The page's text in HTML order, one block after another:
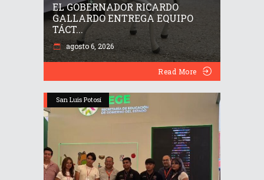
EL GOBERNADOR RICARDO
GALLARDO ENTREGA EQUIPO
TÁCT...
agosto 6, 2026
Read More
San Luis Potosí